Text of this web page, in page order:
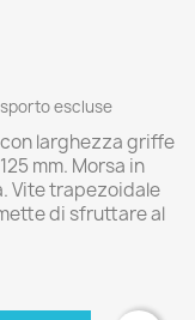
escluse
larghezza griffe
mm. Morsa in
Vite trapezoidale
di sfruttare al